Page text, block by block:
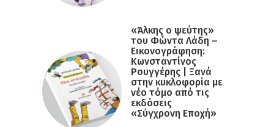
«Άλκης ο ψεύτης»
του Φώντα Λάδη –
Εικονογράφηση:
Κωνσταντίνος
Ρουγγέρης | Ξανά
στην κυκλοφορία με
νέο τόμο από τις
εκδόσεις
«Σύγχρονη Εποχή»